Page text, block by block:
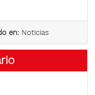
en: Noticias